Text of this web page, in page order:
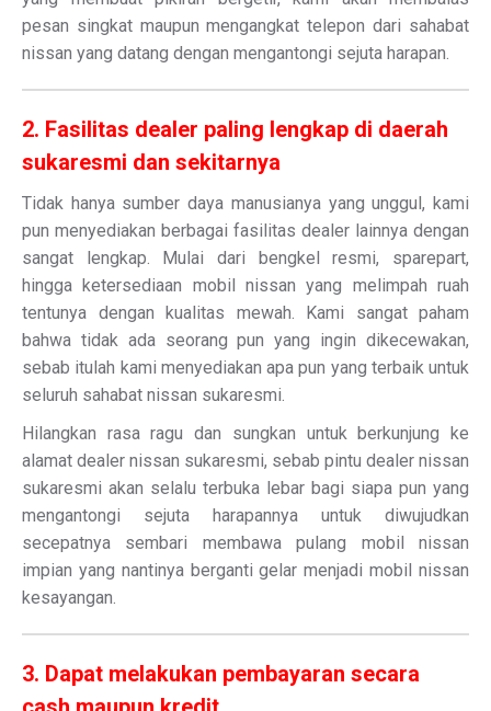
pesan singkat maupun mengangkat telepon dari sahabat
nissan yang datang dengan mengantongi sejuta harapan.
2. Fasilitas dealer paling lengkap di daerah
sukaresmi dan sekitarnya
Tidak hanya sumber daya manusianya yang unggul, kami
pun menyediakan berbagai fasilitas dealer lainnya dengan
sangat lengkap. Mulai dari bengkel resmi, sparepart,
hingga ketersediaan mobil nissan yang melimpah ruah
tentunya dengan kualitas mewah. Kami sangat paham
bahwa tidak ada seorang pun yang ingin dikecewakan,
sebab itulah kami menyediakan apa pun yang terbaik untuk
seluruh sahabat nissan sukaresmi.
Hilangkan rasa ragu dan sungkan untuk berkunjung ke
alamat dealer nissan sukaresmi, sebab pintu dealer nissan
sukaresmi akan selalu terbuka lebar bagi siapa pun yang
mengantongi sejuta harapannya untuk diwujudkan
secepatnya sembari membawa pulang mobil nissan
impian yang nantinya berganti gelar menjadi mobil nissan
kesayangan.
3. Dapat melakukan pembayaran secara